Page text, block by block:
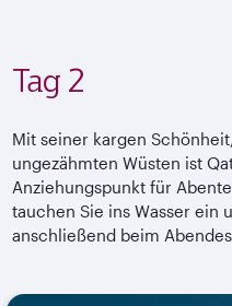
Tag 2
Mit seiner kargen
ungezähmten Wüsten ist
Anziehungspunkt für
tauchen Sie ins Wasser ein
anschließend beim